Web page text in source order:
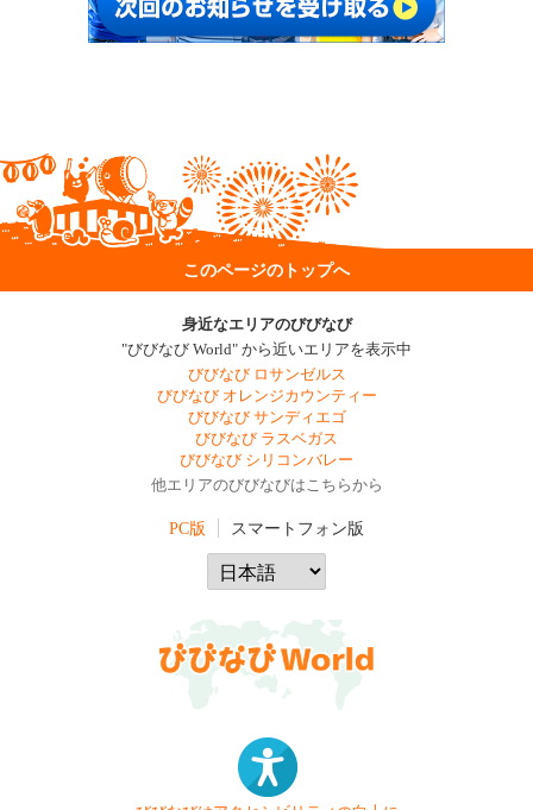
このページのトップへ
身近なエリアのびびなび
"びびなび World" から近いエリアを表示中
びびなび ロサンゼルス
びびなび オレンジカウンティー
びびなび サンディエゴ
びびなび ラスベガス
びびなび シリコンバレー
他エリアのびびなびはこちらから
PC版 スマートフォン版